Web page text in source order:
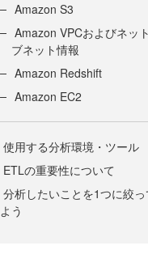
Amazon S3
Amazon VPCおよびネッ
ブネット情報
Amazon Redshift
Amazon EC2
使用する分析環境・ツール
ETLの重要性について
分析したいことを1つに絞っ
よう